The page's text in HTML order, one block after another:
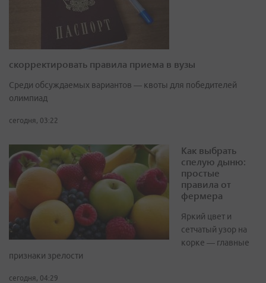
скорректировать правила приема в вузы
Среди обсуждаемых вариантов — квоты для победителей
олимпиад
сегодня, 03:22
Как выбрать
спелую дыню:
простые
правила от
фермера
Яркий цвет и
сетчатый узор на
корке — главные
признаки зрелости
сегодня, 04:29